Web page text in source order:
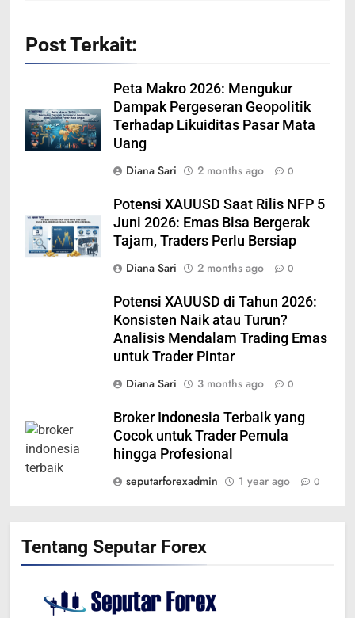
Post Terkait:
Peta Makro 2026: Mengukur
Dampak Pergeseran Geopolitik
Terhadap Likuiditas Pasar Mata
Uang
Diana Sari
2 months ago 0
Potensi XAUUSD Saat Rilis NFP 5
Juni 2026: Emas Bisa Bergerak
Tajam, Traders Perlu Bersiap
Diana Sari
2 months ago 0
Potensi XAUUSD di Tahun 2026:
Konsisten Naik atau Turun?
Analisis Mendalam Trading Emas
untuk Trader Pintar
Diana Sari
3 months ago 0
Broker Indonesia Terbaik yang
Cocok untuk Trader Pemula
hingga Profesional
seputarforexadmin
1 year ago 0
Tentang Seputar Forex